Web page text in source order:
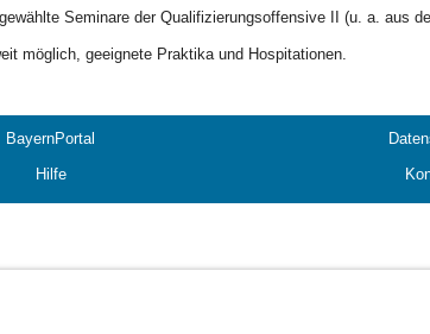
Seminare der Qualifizierungsoffensive II (u. a. aus
möglich, geeignete Praktika und Hospitationen.
BayernPortal
Hilfe